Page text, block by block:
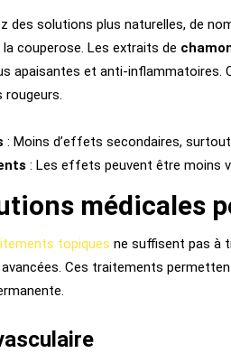
des solutions plus naturelles, de
couperose. Les extraits de
apaisantes et anti-inflammatoires.
rougeurs.
: Moins d’effets secondaires,
: Les effets peuvent être moins
médicales
topiques ne suffisent pas à
Ces traitements